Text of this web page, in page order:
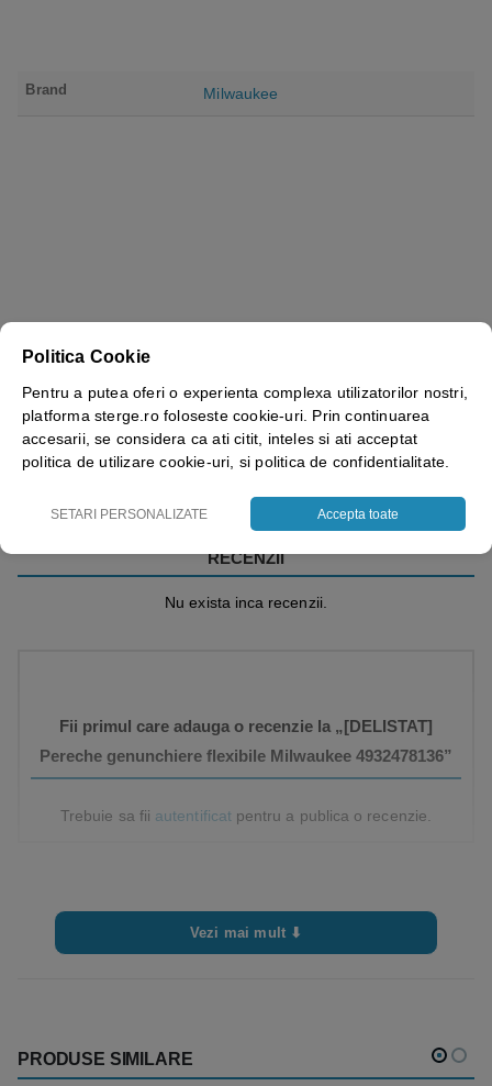
Brand Milwaukee
Vezi mai mult ⬇
RECENZII
Nu exista inca recenzii.
Fii primul care adauga o recenzie la „[DELISTAT]
Pereche genunchiere flexibile Milwaukee 4932478136”
Trebuie sa fii autentificatpentru a publica o recenzie.
Vezi mai mult ⬇
PRODUSE SIMILARE
Politica Cookie
Pentru a putea oferi o experienta complexa utilizatorilor nostri,
platforma sterge.ro foloseste cookie-uri. Prin continuarea
accesarii, se considera ca ati citit, inteles si ati acceptat
politica de utilizare cookie-uri, si politica de confidentialitate.
SETARI PERSONALIZATE Accepta toate